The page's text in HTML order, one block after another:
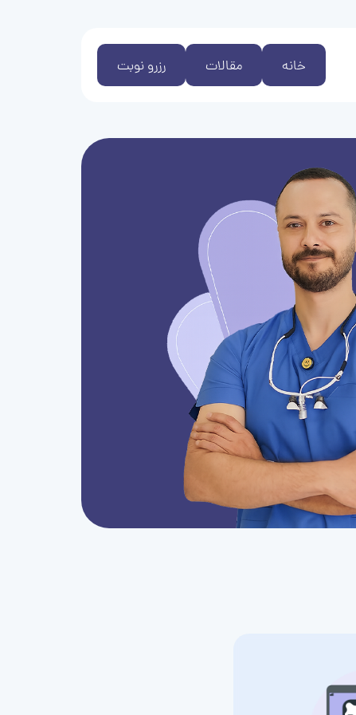
رزرو نوبت مقالات خانه